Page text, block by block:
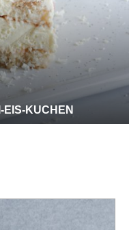
EIS-KUCHEN